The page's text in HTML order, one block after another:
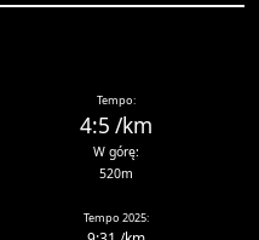
Tempo:
4:5 /km
W górę:
520m
Tempo 2025: